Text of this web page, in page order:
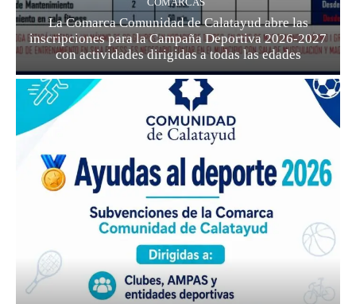
La Comarca Comunidad de Calatayud abre las
inscripciones para la Campaña Deportiva 2026-2027
con actividades dirigidas a todas las edades